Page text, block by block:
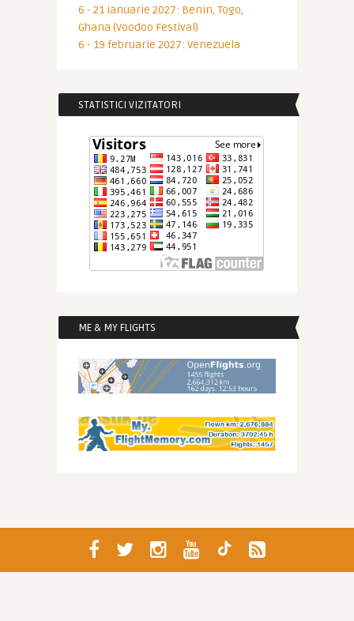
6 - 21 ianuarie 2027: Benin, Togo,
Ghana (Voodoo Festival)
6 - 19 februarie 2027: Venezuela
STATISTICI VIZITATORI
ME & MY FLIGHTS